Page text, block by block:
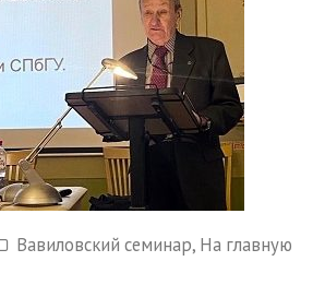
Вавиловский семинар, На главную